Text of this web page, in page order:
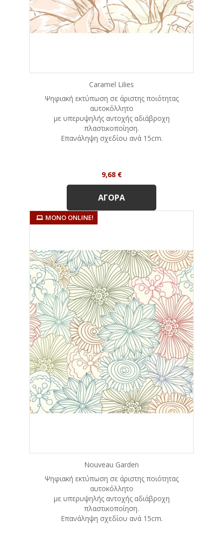
Caramel Lilies
Ψηφιακή εκτύπωση σε άριστης ποιότητας
αυτοκόλλητο
με υπερυψηλής αντοχής αδιάβροχη
πλαστικοποίηση.
Eπανάληψη σχεδίου ανά 15cm.
Τιμή
9,68 €
ΑΓΟΡΆ
ΜΌΝΟ ONLINE!
Nouveau Garden
Ψηφιακή εκτύπωση σε άριστης ποιότητας
αυτοκόλλητο
με υπερυψηλής αντοχής αδιάβροχη
πλαστικοποίηση.
Eπανάληψη σχεδίου ανά 15cm.